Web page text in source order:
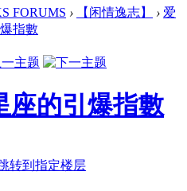
FORUMS › 【闲情逸志】 › 爱
指數
座的引爆指數